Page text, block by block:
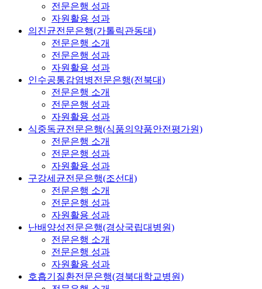
전문은행 성과
자원활용 성과
의진균전문은행(가톨릭관동대)
전문은행 소개
전문은행 성과
자원활용 성과
인수공통감염병전문은행(전북대)
전문은행 소개
전문은행 성과
자원활용 성과
식중독균전문은행(식품의약품안전평가원)
전문은행 소개
전문은행 성과
자원활용 성과
구강세균전문은행(조선대)
전문은행 소개
전문은행 성과
자원활용 성과
난배양성전문은행(경상국립대병원)
전문은행 소개
전문은행 성과
자원활용 성과
호흡기질환전문은행(경북대학교병원)